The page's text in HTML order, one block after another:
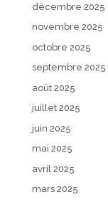
décembre 2025
novembre 2025
octobre 2025
septembre 2025
août 2025
juillet 2025
juin 2025
mai 2025
avril 2025
mars 2025